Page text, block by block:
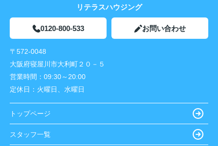
リテラスハウジング
0120-800-533 お問い合わせ
〒572-0048
大阪府寝屋川市大利町２０－５
営業時間： 09:30～20:00
定休日： 火曜日、水曜日
トップページ
スタッフ一覧